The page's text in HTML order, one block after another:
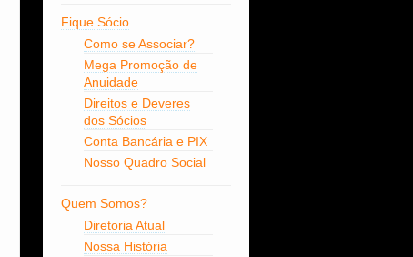
Fique Sócio
Como se Associar?
Mega Promoção de
Anuidade
Direitos e Deveres
dos Sócios
Conta Bancária e PIX
Nosso Quadro Social
Quem Somos?
Diretoria Atual
Nossa História